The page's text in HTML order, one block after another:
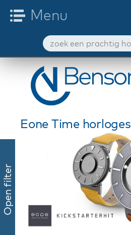
Open filter
Eone Time horloges